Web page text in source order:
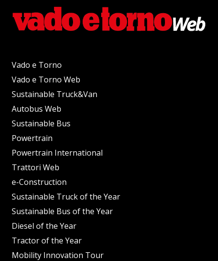
Vado e Torno
Vado e Torno Web
Sustainable Truck&Van
Autobus Web
Sustainable Bus
Powertrain
Powertrain International
Trattori Web
e-Construction
Sustainable Truck of the Year
Sustainable Bus of the Year
Diesel of the Year
Tractor of the Year
Mobility Innovation Tour